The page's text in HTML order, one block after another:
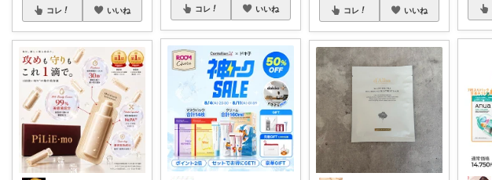
コレ いいね コレ いいね コレ いいね